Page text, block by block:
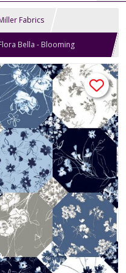
Fabrics
Bella - Blooming